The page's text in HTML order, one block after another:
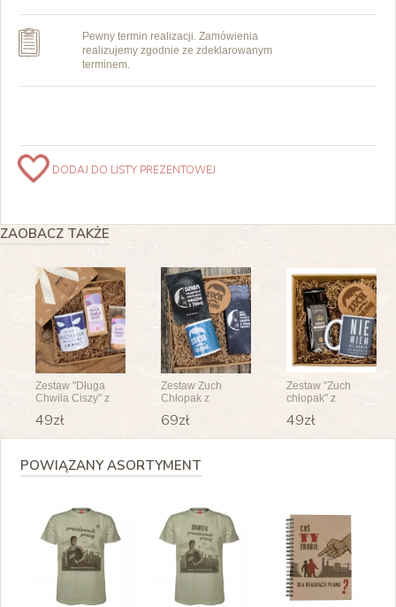
Pewny termin realizacji. Zamówienia
realizujemy zgodnie ze zdeklarowanym
terminem.
DODAJ DO LISTY PREZENTOWEJ
ZAOBACZ TAKŻE
Zestaw "Długa
Chwila Ciszy" z
wyboru
49zł
Zestaw Zuch
Chłopak z
kubkiem do
wyboru - na
69zł
Zestaw "Zuch
chłopak" z
kubkiem do
49zł
POWIĄZANY ASORTYMENT